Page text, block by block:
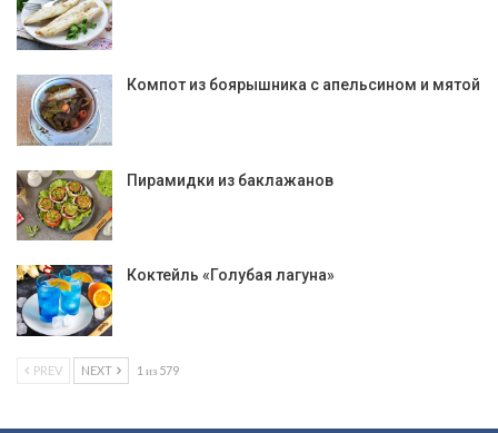
Компот из боярышника с апельсином и мятой
Пирамидки из баклажанов
Коктейль «Голубая лагуна»
PREV NEXT 1 из 579